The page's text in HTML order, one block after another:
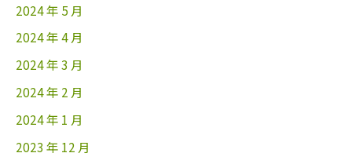
2024 年 5 月
2024 年 4 月
2024 年 3 月
2024 年 2 月
2024 年 1 月
2023 年 12 月